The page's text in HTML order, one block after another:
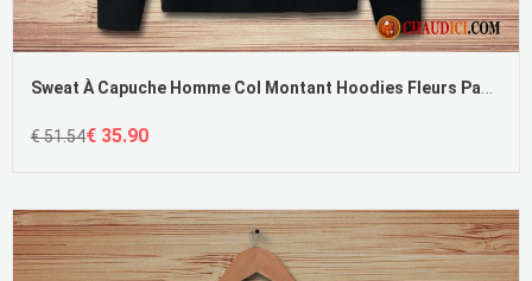
Sweat À Capuche Homme Col Montant Hoodies Fleurs Papillon Paon Longues
€ 51.54€ 35.90